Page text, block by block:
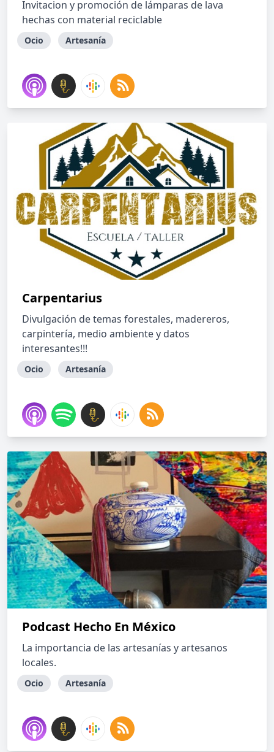
Invitacion y promoción de lámparas de lava
hechas con material reciclable
Ocio Artesanía
Carpentarius
Divulgación de temas forestales, madereros,
carpintería, medio ambiente y datos
interesantes!!!
Ocio Artesanía
Podcast Hecho En México
La importancia de las artesanías y artesanos
locales.
Ocio Artesanía